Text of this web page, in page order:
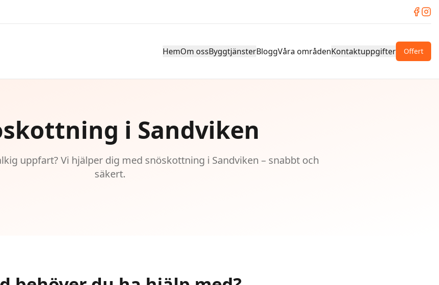
HemOm ossByggtjänsterBloggVåra områdenKontaktuppgifter Offert
i Sandviken
uppfart? Vi hjälper dig med snöskottning i Sandviken – snabbt och
säkert.